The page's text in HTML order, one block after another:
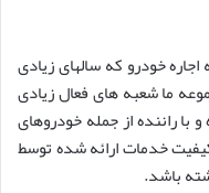
خودرو که سالهای زیادی
ما شعبه های فعال زیادی
با راننده از جمله خودروهای
خدمات ارائه شده توسط
باشد.